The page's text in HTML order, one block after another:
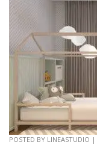
POSTED BY LINEASTUDIO |